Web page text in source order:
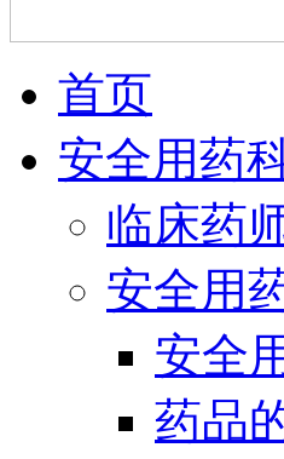
首页
安全用药
临床药
安全用
安全
药品